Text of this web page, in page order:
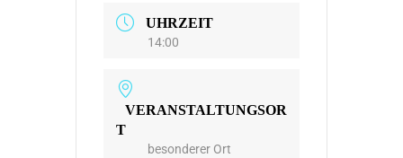
UHRZEIT
14:00
VERANSTALTUNGSOR
T
besonderer Ort